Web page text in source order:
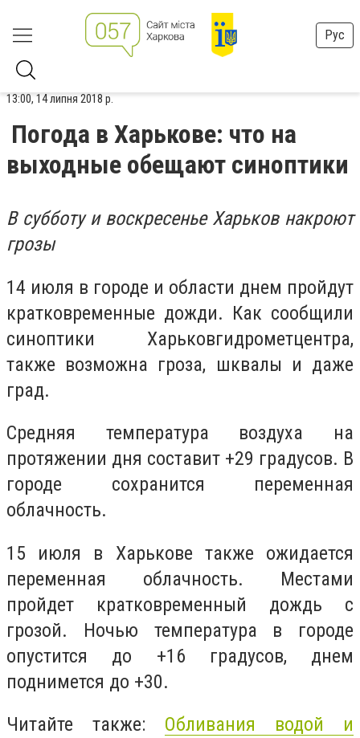
Рус
13:00, 14 липня 2018 р.
Погода в Харькове: что на
выходные обещают синоптики
В субботу и воскресенье Харьков накроют
грозы
14 июля в городе и области днем пройдут
кратковременные дожди. Как сообщили
синоптики Харьковгидрометцентра,
также возможна гроза, шквалы и даже
град.
Средняя температура воздуха на
протяжении дня составит +29 градусов. В
городе сохранится переменная
облачность.
15 июля в Харькове также ожидается
переменная облачность. Местами
пройдет кратковременный дождь с
грозой. Ночью температура в городе
опустится до +16 градусов, днем
поднимется до +30.
Читайте также: Обливания водой и